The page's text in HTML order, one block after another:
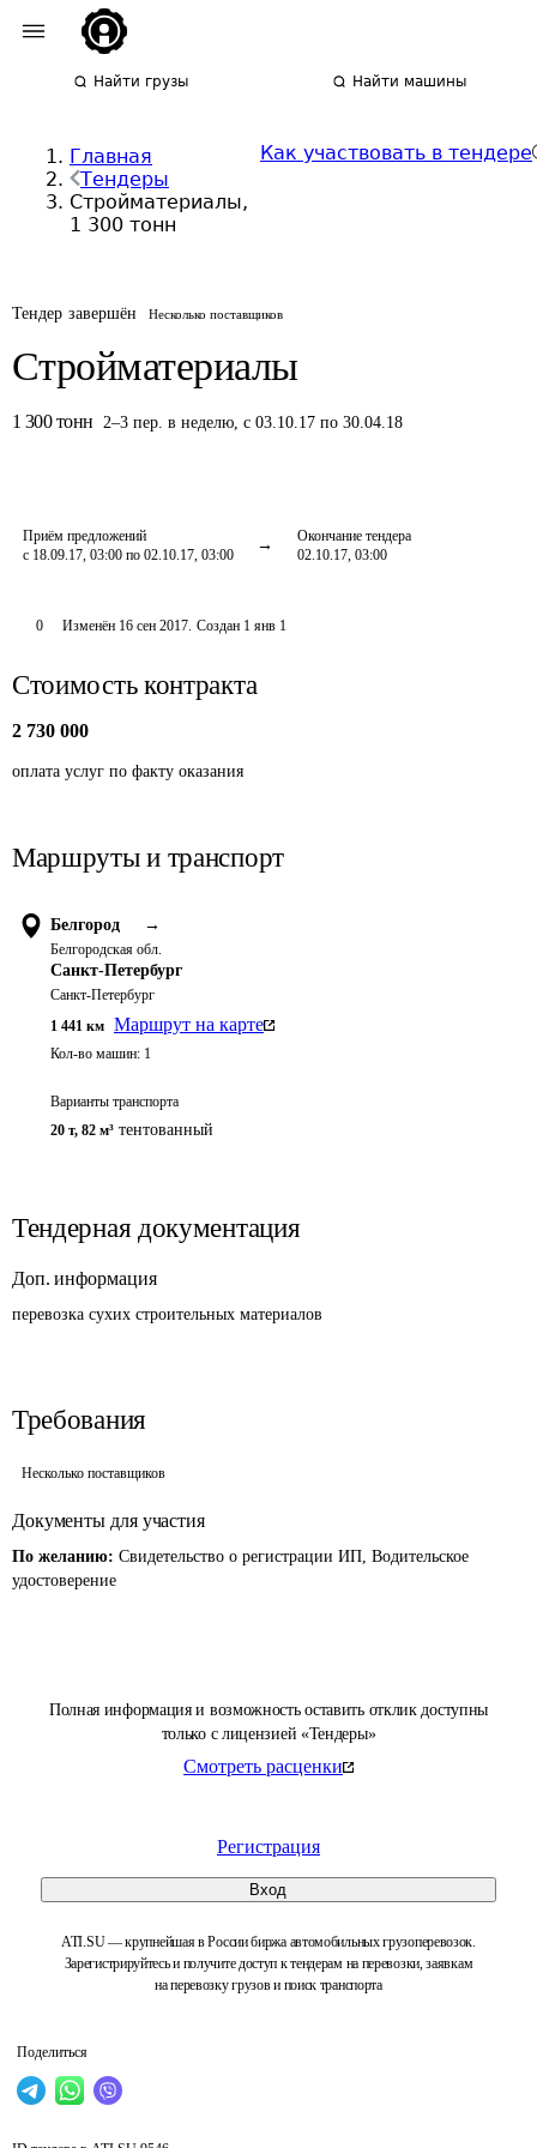
Найти грузы Найти машины
Главная
Тендеры
Стройматериалы,
1 300 тонн
Как участвовать в тендере
Тендер завершён Несколько поставщиков
Стройматериалы
1 300 тонн 2–3 пер. в неделю, с 03.10.17 по 30.04.18
Приём предложений
с 18.09.17, 03:00 по 02.10.17, 03:00
Окончание тендера
02.10.17, 03:00
Полная информация и возможность оставить отклик доступны
только с лицензией «Тендеры»
Смотреть расценки
Регистрация
Вход
ATI.SU — крупнейшая в России биржа автомобильных грузоперевозок.
Зарегистрируйтесь и получите доступ к тендерам на перевозки, заявкам
на перевозку грузов и поиск транспорта
Поделиться
0 Изменён 16 сен 2017. Создан 1 янв 1
Стоимость контракта
2 730 000
оплата услуг по факту оказания
Маршруты и транспорт
Белгород →
Белгородская обл.
Санкт-Петербург
Санкт-Петербург
1 441 км Маршрут на карте
Кол-во машин: 1
Варианты транспорта
20 т, 82 м³ тентованный
Тендерная документация
Доп. информация
перевозка сухих строительных материалов
Требования
Несколько поставщиков
Документы для участия
По желанию: Свидетельство о регистрации ИП, Водительское
удостоверение